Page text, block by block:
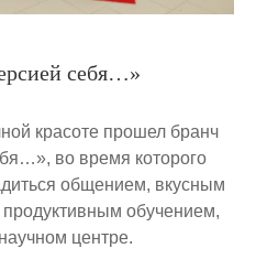
себя…»
красоте прошел бранч
во время которого
общением, вкусным
обучением,
центре.